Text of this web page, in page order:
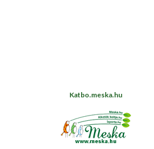
Katbo.meska.hu